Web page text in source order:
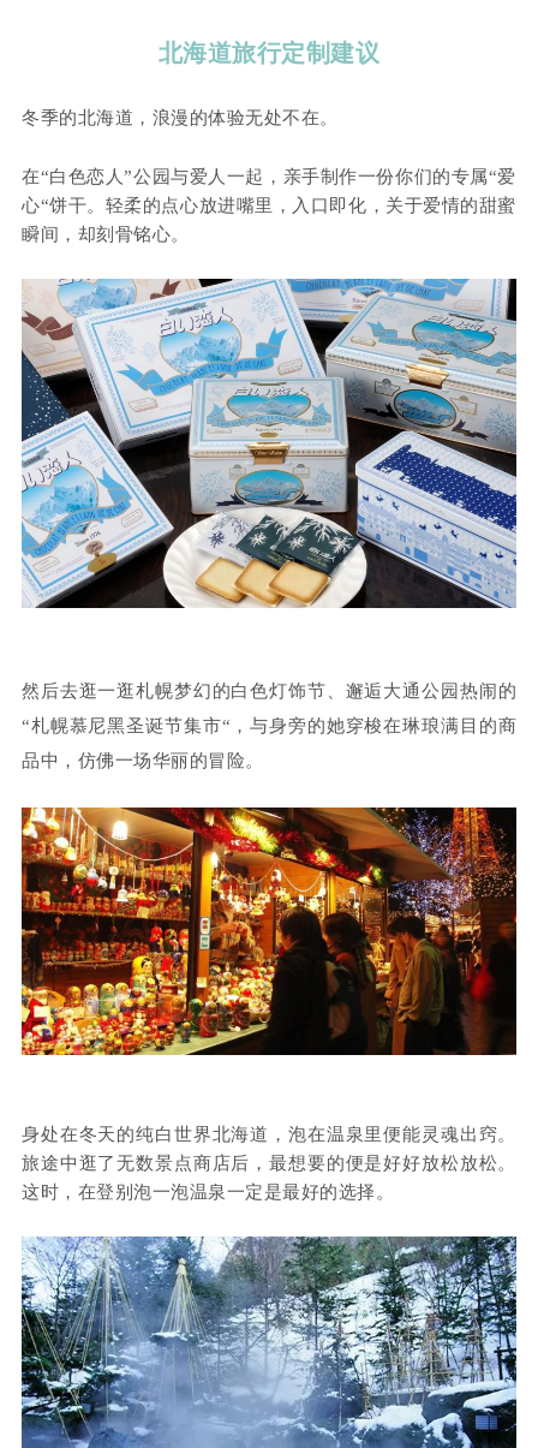
北海道旅行定制建议
冬季的北海道，浪漫的体验无处不在。
在“白色恋人”公园与爱人一起，亲手制作一份你们的专属“爱
心“饼干。轻柔的点心放进嘴里，入口即化，关于爱情的甜蜜
瞬间，却刻骨铭心。
然后去逛一逛札幌梦幻的白色灯饰节、邂逅大通公园热闹的
“札幌慕尼黑圣诞节集市“，与身旁的她穿梭在琳琅满目的商
品中，仿佛一场华丽的冒险。
身处在冬天的纯白世界北海道，泡在温泉里便能灵魂出窍。
旅途中逛了无数景点商店后，最想要的便是好好放松放松。
这时，在登别泡一泡温泉一定是最好的选择。